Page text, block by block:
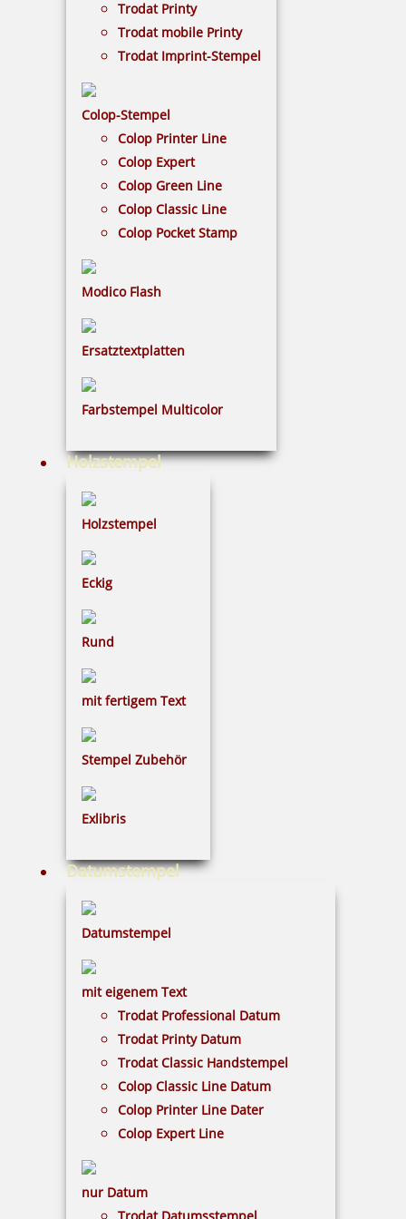
Trodat Printy
Trodat mobile Printy
Trodat Imprint-Stempel
Colop-Stempel
Colop Printer Line
Colop Expert
Colop Green Line
Colop Classic Line
Colop Pocket Stamp
Modico Flash
Ersatztextplatten
Farbstempel Multicolor
Holzstempel
Holzstempel
Eckig
Rund
mit fertigem Text
Stempel Zubehör
Exlibris
Datumstempel
Datumstempel
mit eigenem Text
Trodat Professional Datum
Trodat Printy Datum
Trodat Classic Handstempel
Colop Classic Line Datum
Colop Printer Line Dater
Colop Expert Line
nur Datum
NACH WUNSCHSTEMPEL FILTERN
€+
4 Artikel in der Kategorie
Heri Füllfederhalter Promesa mit Stempel Gehäuse schwarz
68,70 €
Jetzt gestalten
Heri Füllfederhalter Promesa mit Stempel Gehäuse chrom
68,70 €
59,40 €